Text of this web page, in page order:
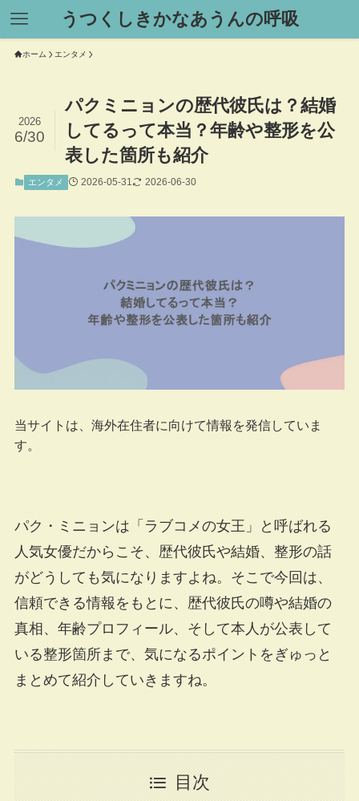
うつくしきかなあうんの呼吸
ホーム エンタメ
パクミニョンの歴代彼氏は？結婚
してるって本当？年齢や整形を公
表した箇所も紹介
2026
6/30
エンタメ 2026-05-31 2026-06-30
当サイトは、海外在住者に向けて情報を発信していま
す。
パク・ミニョンは「ラブコメの女王」と呼ばれる
人気女優だからこそ、歴代彼氏や結婚、整形の話
がどうしても気になりますよね。そこで今回は、
信頼できる情報をもとに、歴代彼氏の噂や結婚の
真相、年齢プロフィール、そして本人が公表して
いる整形箇所まで、気になるポイントをぎゅっと
まとめて紹介していきますね。
目次